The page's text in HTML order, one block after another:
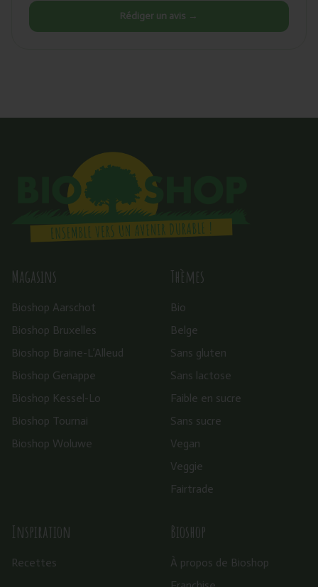
Rédiger un avis →
Magasins
Bioshop Aarschot
Bioshop Bruxelles
Bioshop Braine-L’Alleud
Bioshop Genappe
Bioshop Kessel-Lo
Bioshop Tournai
Bioshop Woluwe
Thèmes
Bio
Belge
Sans gluten
Sans lactose
Faible en sucre
Sans sucre
Vegan
Veggie
Fairtrade
Inspiration
Recettes
Bioshop
À propos de Bioshop